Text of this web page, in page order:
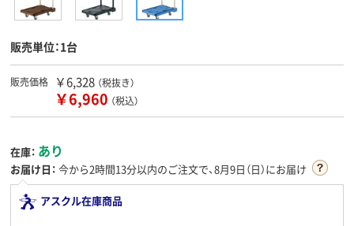
販売単位：1台
販売価格 ￥6,328 （税抜き）
￥6,960 （税込）
在庫： あり
お届け日： 今から2時間13分以内のご注文で、8月9日（日）にお届け
アスクル在庫商品